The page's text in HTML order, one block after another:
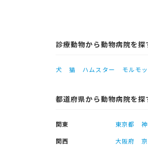
診療動物から動物病院を探
犬 猫 ハムスター モルモ
都道府県から動物病院を探
関東 東京都
関西
大阪府